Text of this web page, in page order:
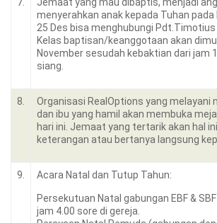
menyerahkan anak kepada Tuhan pada
25 Des bisa menghubungi Pdt.Timotius
Kelas baptisan/keanggotaan akan
November sesudah kebaktian dari jam
siang.
8.
Organisasi RealOptions yang melayani
dan ibu yang hamil akan membuka
hari ini. Jemaat yang tertarik akan hal
keterangan atau bertanya langsung
9. Acara Natal dan Tutup Tahun:
Persekutuan Natal gabungan EBF &
jam 4.00 sore di gereja.